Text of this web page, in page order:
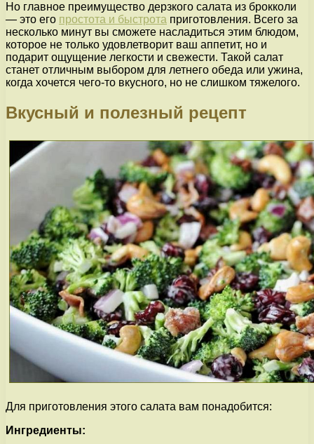
Но главное преимущество дерзкого салата из брокколи
— это его простота и быстрота приготовления. Всего за
несколько минут вы сможете насладиться этим блюдом,
которое не только удовлетворит ваш аппетит, но и
подарит ощущение легкости и свежести. Такой салат
станет отличным выбором для летнего обеда или ужина,
когда хочется чего-то вкусного, но не слишком тяжелого.
Вкусный и полезный рецепт
Для приготовления этого салата вам понадобится:
Ингредиенты: